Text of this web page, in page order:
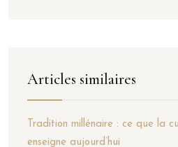
Articles similaires
Tradition millénaire : ce que la
enseigne aujourd’hui